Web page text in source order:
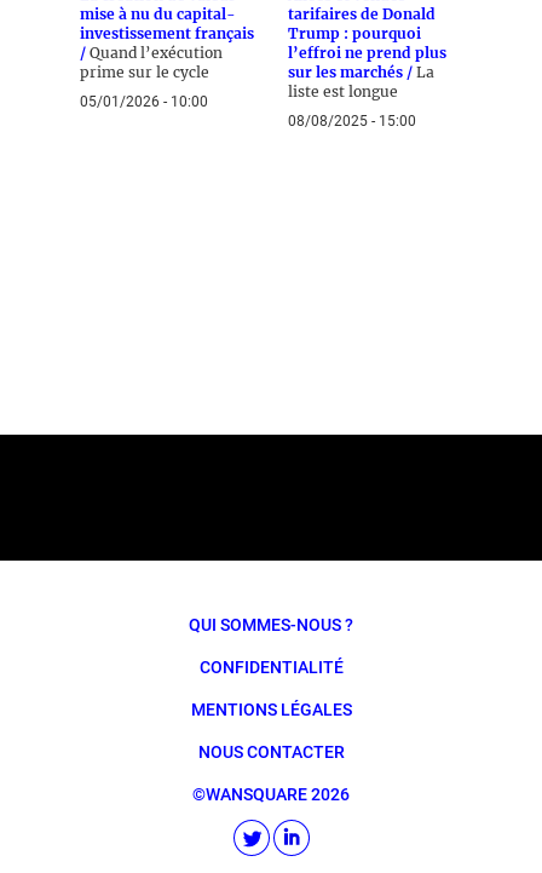
mise à nu du capital-
investissement français
/ Quand l’exécution
prime sur le cycle
05/01/2026 - 10:00
tarifaires de Donald
Trump : pourquoi
l’effroi ne prend plus
sur les marchés / La
liste est longue
08/08/2025 - 15:00
QUI SOMMES-NOUS ?
CONFIDENTIALITÉ
MENTIONS LÉGALES
NOUS CONTACTER
©WANSQUARE 2026